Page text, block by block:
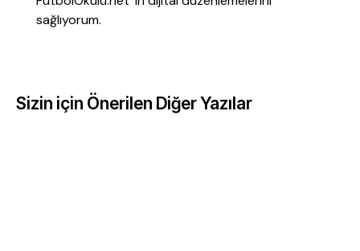
sağlıyorum.
Sizin için Önerilen Diğer Yazılar